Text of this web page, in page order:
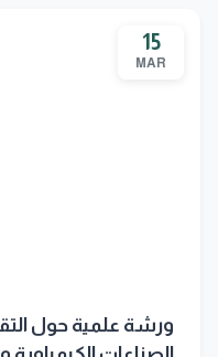
15
MAR
ورشة علمية حول